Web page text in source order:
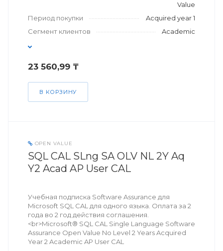
Value
Период покупки
Acquired year 1
Сегмент клиентов
Academic
23 560,99 ₸
В КОРЗИНУ
OPEN VALUE
SQL CAL SLng SA OLV NL 2Y Aq
Y2 Acad AP User CAL
Учебная подписка Software Assurance для
Microsoft SQL CAL для одного языка. Оплата за 2
года во 2 год действия соглашения.
<br>Microsoft® SQL CAL Single Language Software
Assurance Open Value No Level 2 Years Acquired
Year 2 Academic AP User CAL